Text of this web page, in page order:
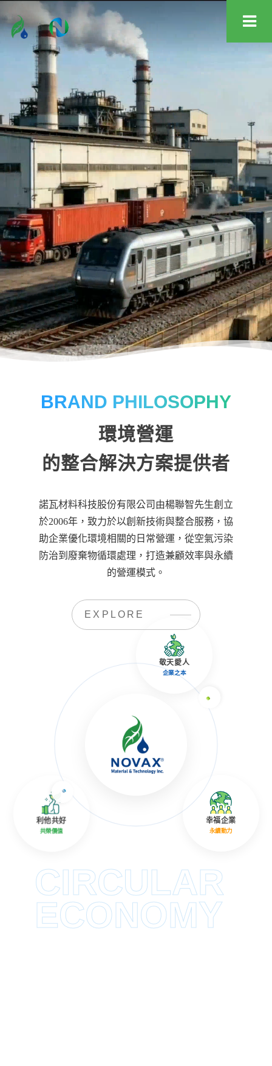
BRAND PHILOSOPHY
環境營運
的整合解決方案提供者
諾瓦材料科技股份有限公司由楊聯智先生創立
於2006年，致力於以創新技術與整合服務，協
助企業優化環境相關的日常營運，從空氣污染
防治到廢棄物循環處理，打造兼顧效率與永續
的營運模式。
EXPLORE
敬天愛人
企業之本
利他共好
共榮價值
幸福企業
永續動力
CIRCULAR
ECONOMY